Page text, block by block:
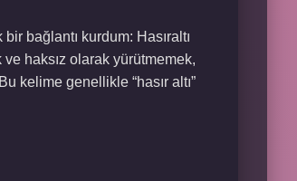
bağlantı kurdum: Hasıraltı
haksız olarak yürütmemek,
kelime genellikle “hasır altı”